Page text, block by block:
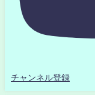
チャンネル登録